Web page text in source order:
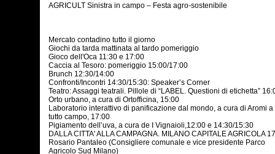
AGRICULT Sinistra in campo – Festa agro-sostenibile
Mercato contadino tutto il giorno
Giochi da tarda mattinata al tardo pomeriggio
Gioco dell'Oca 11:30 e 17:00
Caccia al Tesoro: pomeriggio 15:00/17:00
Brunch 12:30/14:00
Confronti/Incontri 14:30/15:30: Speaker’s Corner
Teatro: Assaggi teatrali. Pillole di “LABEL. Questioni di etichetta”
Orto urbano, a cura di Ortofficina, 15:00
Laboratorio interattivo di panificazione dal mondo, a cura di Aromi a
tutto campo, 17:00
Pigiamento dell’uva, a cura de I Vignaioli,12:00 e 14:30/15:30
DALLA CITTA' ALLA CAMPAGNA. MILANO CAPITALE AGRICOLA
Rosario Pantaleo (Consigliere comunale e vice presidente Parco
Agricolo Sud Milano)